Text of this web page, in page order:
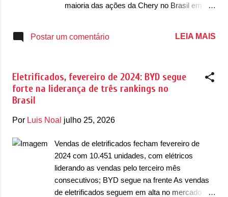
maioria das ações da Chery no Brasil em
novos modelos e trabalhou fortemente no
produção para Anápolis (GO), fábrica que a
Caoa inaugurou em 2007 e que desde então
Agora, o grupo brasileiro confirmou o
aumentar a produção dos SUVs. Além do
aumento da produção, a Caoa confirmou que
serão necessários a contratação de mais de
800 funcionários. Em um evento que contou
com a presença do Vice-Presidente da
Postar um comentário LEIA MAIS
Eletrificados, fevereiro de 2024: BYD segue
forte na liderança de três rankings no
Brasil
Por Luis Noal julho 25, 2026
Vendas de eletrificados fecham fevereiro de
2024 com 10.451 unidades, com elétricos
liderando as vendas pelo terceiro mês
consecutivos; BYD segue na frente As vendas
de eletrificados seguem em alta no mercado